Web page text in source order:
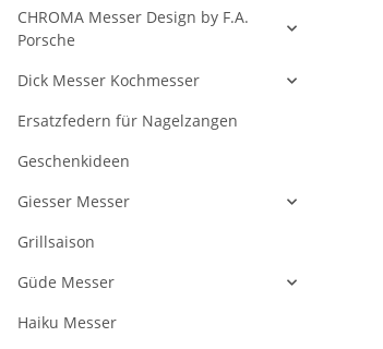
CHROMA Messer Design by F.A.
Porsche
Dick Messer Kochmesser
Ersatzfedern für Nagelzangen
Geschenkideen
Giesser Messer
Grillsaison
Güde Messer
Haiku Messer